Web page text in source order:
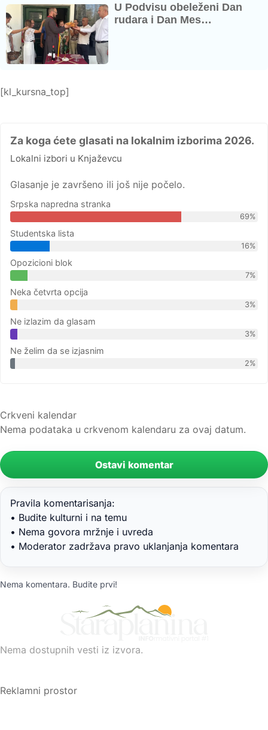
U Podvisu obeleženi Dan
rudara i Dan Mes…
[kl_kursna_top]
Za koga ćete glasati na lokalnim izborima 2026.
Lokalni izbori u Knjaževcu
Glasanje je završeno ili još nije počelo.
Srpska napredna stranka
69%
Studentska lista
16%
Opozicioni blok
7%
Neka četvrta opcija
3%
Ne izlazim da glasam
3%
Ne želim da se izjasnim
2%
Crkveni kalendar
Nema podataka u crkvenom kalendaru za ovaj datum.
Ostavi komentar
Pravila komentarisanja:
• Budite kulturni i na temu
• Nema govora mržnje i uvreda
• Moderator zadržava pravo uklanjanja komentara
Nema komentara. Budite prvi!
Nema dostupnih vesti iz izvora.
Reklamni prostor